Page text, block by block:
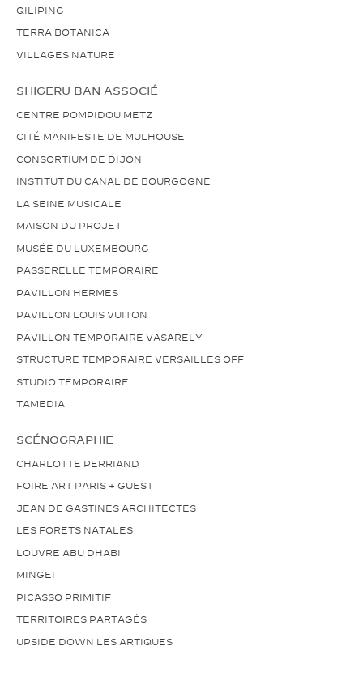
QILIPING
TERRA BOTANICA
VILLAGES NATURE
SHIGERU BAN ASSOCIÉ
CENTRE POMPIDOU METZ
CITÉ MANIFESTE DE MULHOUSE
CONSORTIUM DE DIJON
INSTITUT DU CANAL DE BOURGOGNE
LA SEINE MUSICALE
MAISON DU PROJET
MUSÉE DU LUXEMBOURG
PASSERELLE TEMPORAIRE
PAVILLON HERMES
PAVILLON LOUIS VUITON
PAVILLON TEMPORAIRE VASARELY
STRUCTURE TEMPORAIRE VERSAILLES OFF
STUDIO TEMPORAIRE
TAMEDIA
SCÉNOGRAPHIE
CHARLOTTE PERRIAND
FOIRE ART PARIS + GUEST
JEAN DE GASTINES ARCHITECTES
LES FORETS NATALES
LOUVRE ABU DHABI
MINGEI
PICASSO PRIMITIF
TERRITOIRES PARTAGÉS
UPSIDE DOWN LES ARTIQUES